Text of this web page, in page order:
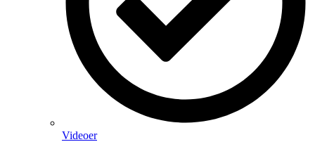
Videoer